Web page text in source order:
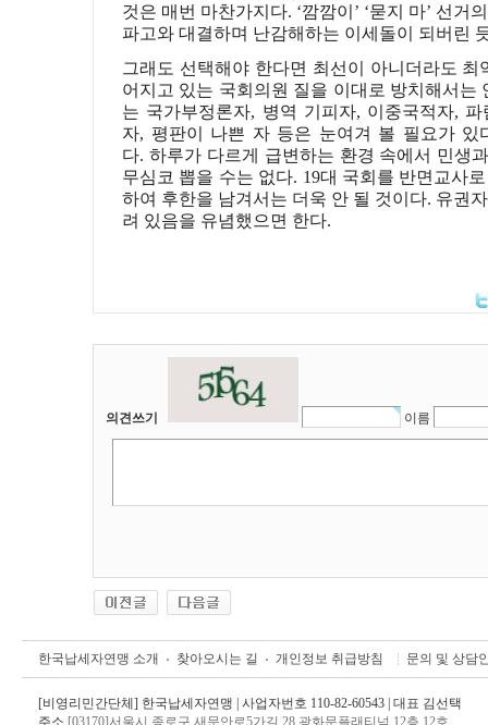
것은 매번 마찬가지다. ‘깜깜이 ’ ‘묻지 마’ 선거
파고와 대결하며 난감해하는 이세돌이 되버린
그래도 선택해야 한다면 최선이 아니더라도 최
어지고 있는 국회의원 질을 이대로 방치해서는
는 국가부정론자, 병역 기피자, 이중국적자, 파
자, 평판이 나쁜 자 등은 눈여겨 볼 필요가 있
다. 하루가 다르게 급변하는 환경 속에서 민생
무심코 뽑을 수는 없다. 19대 국회를 반면교사
하여 후한을 남겨서는 더욱 안 될 것이다. 유권
려 있음을 유념했으면 한다.
의견쓰기 이름
한국납세자연맹 소개 찾아오시는 길 개인정보 취급방침 문의 및 상담
[비영리민간단체] 한국납세자연맹 | 사업자번호 110-82-60543 | 대표 김선택